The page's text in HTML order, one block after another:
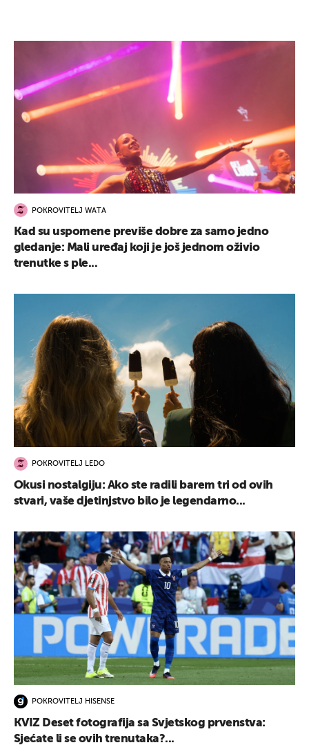
POKROVITELJ WATA
Kad su uspomene previše dobre za samo jedno
gledanje: Mali uređaj koji je još jednom oživio
trenutke s ple...
POKROVITELJ LEDO
Okusi nostalgiju: Ako ste radili barem tri od ovih
stvari, vaše djetinjstvo bilo je legendarno...
POKROVITELJ HISENSE
KVIZ Deset fotografija sa Svjetskog prvenstva:
Sjećate li se ovih trenutaka?...
UKLJUČITE NOTIFIKACIJE